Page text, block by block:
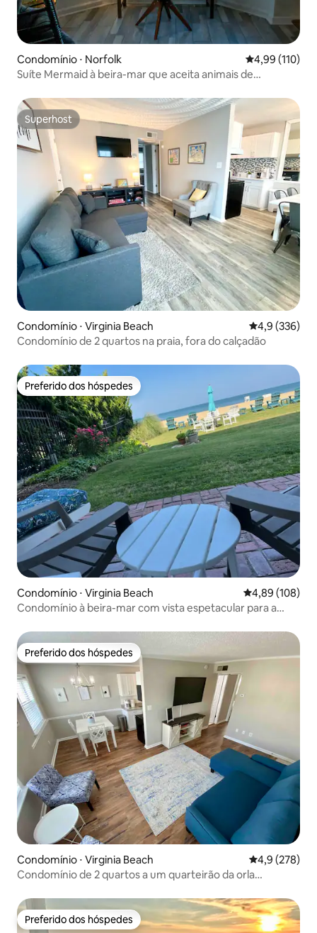
Condomínio ⋅ Norfolk 4,99 de uma
4,99 (110)
Suíte Mermaid à beira-mar que aceita animais de
Superhost
Superhost
Condomínio ⋅ Virginia Beach 4,9 de uma
4,9 (336)
Condomínio de 2 quartos na praia, fora do calçadão
Preferido dos hóspedes
Preferido dos hóspedes
Condomínio ⋅ Virginia Beach 4,89 de uma
4,89 (108)
Condomínio à beira-mar com vista espetacular para a
Preferido dos hóspedes
Preferido dos hóspedes
Condomínio ⋅ Virginia Beach 4,9 de uma
4,9 (278)
Condomínio de 2 quartos a um quarteirão da orla
Preferido dos hóspedes
Preferido dos hóspedes